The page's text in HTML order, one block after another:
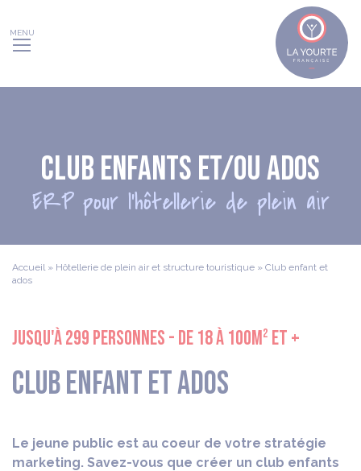
CLUB ENFANTS ET/OU ADOS
ERP pour l’hôtellerie de plein air
Accueil» Hôtellerie de plein air et structure touristique » Club enfant et
ados
jusqu'à 299 personnes - de 18 à 100m² et +
Club enfant et ados
Le jeune public est au coeur de votre stratégie
marketing. Savez-vous que créer un club enfants